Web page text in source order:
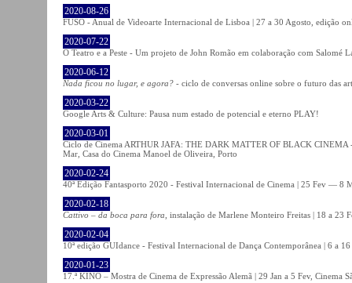
2020-08-26
FUSO - Anual de Videoarte Internacional de Lisboa | 27 a 30 Agosto, edição
2020-07-22
O Teatro e a Peste - Um projeto de John Romão em colaboração com Salomé
2020-06-12
Nada ficou no lugar, e agora? - ciclo de conversas online sobre o futuro das
2020-03-22
Google Arts & Culture: Pausa num estado de potencial e eterno PLAY!
2020-03-01
Ciclo de Cinema ARTHUR JAFA: THE DARK MATTER OF BLACK
Mar, Casa do Cinema Manoel de Oliveira, Porto
2020-02-24
40ª Edição Fantasporto 2020 - Festival Internacional de Cinema | 25 Fev — 8
2020-02-18
Cattivo – da boca para fora , instalação de Marlene Monteiro Freitas | 18 a
2020-02-04
10ª edição GUIdance - Festival Internacional de Dança Contemporânea | 6 a
2020-01-23
17.ª KINO – Mostra de Cinema de Expressão Alemã | 29 Jan a 5 Fev, Cinema